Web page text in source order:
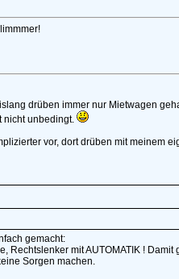
drüben immer nur Mietwagen
nicht unbedingt.
vor, dort drüben mit meinem
gemacht:
Rechtslenker mit AUTOMATIK !
Sorgen machen.